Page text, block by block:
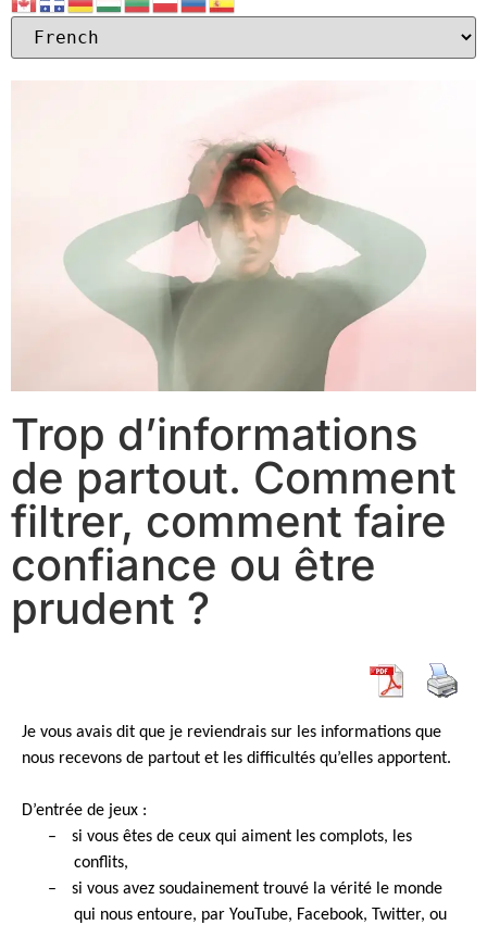
Trop d’informations
de partout. Comment
filtrer, comment faire
confiance ou être
prudent ?
Je vous avais dit que je reviendrais sur les informations que
nous recevons de partout et les difficultés qu’elles apportent.
D’entrée de jeux :
–
si vous êtes de ceux qui aiment les complots, les
conflits,
–
si vous avez soudainement trouvé la vérité le monde
qui nous entoure, par YouTube, Facebook, Twitter, ou